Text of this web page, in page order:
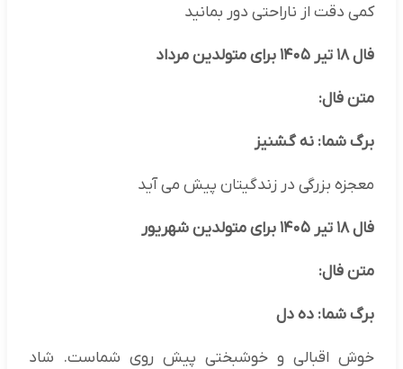
کمی دقت از ناراحتی دور بمانید
فال ۱۸ تیر ۱۴۰۵ برای متولدین مرداد
متن فال:
برگ شما: نه گشنیز
معجزه بزرگی در زندگیتان پیش می آید
فال ۱۸ تیر ۱۴۰۵ برای متولدین شهریور
متن فال:
برگ شما: ده دل
خوش اقبالی و خوشبختی پیش روی شماست. شاد